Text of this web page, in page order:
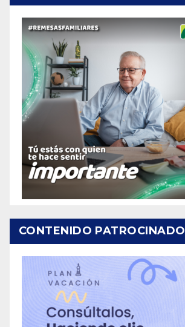
CONTENIDO PATROCINADO